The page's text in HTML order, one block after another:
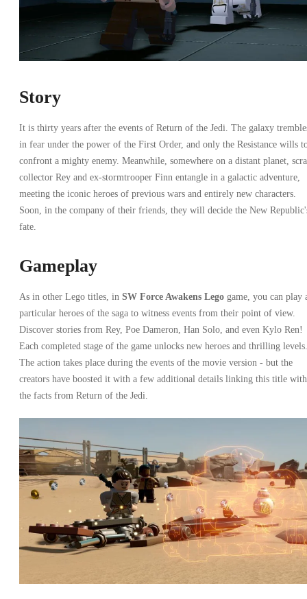
Story
It is thirty years after the events of Return of the Jedi. The galaxy
in fear under the power of the First Order, and only the Resistance wills
confront a mighty enemy. Meanwhile, somewhere on a distant planet,
collector Rey and ex-stormtrooper Finn entangle in a galactic adventure,
meeting the iconic heroes of previous wars and entirely new characters.
Soon, in the company of their friends, they will decide the New
fate.
Gameplay
As in other Lego titles, in SW Force Awakens Lego game, you can play
particular heroes of the saga to witness events from their point of view.
Discover stories from Rey, Poe Dameron, Han Solo, and even Kylo Ren!
Each completed stage of the game unlocks new heroes and thrilling levels.
The action takes place during the events of the movie version - but the
creators have boosted it with a few additional details linking this title with
the facts from Return of the Jedi.